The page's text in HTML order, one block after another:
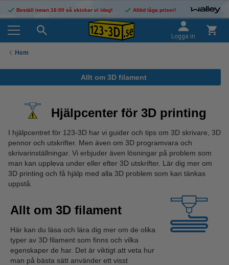
Beställ innan 16:00 så skickar vi idag! Alltid låga priser!
Logga in
Hem
Allt om 3D filament
Hjälpcenter för 3D printing
I hjälpcentret för 123-3D har vi guider och tips om 3D skrivare, 3D
pennor och utskrifter. Men även om 3D programvara och
skrivarinställningar. Vi erbjuder även lösningar på problem som
man kan uppleva under eller efter 3D utskrifter. Lär dig mer om
3D printing och få hjälp med alla 3D problem som kan tänkas
uppstå.
Allt om 3D filament
Här kan du läsa och lära dig mer om de olika
typer av 3D filament som finns och vilka
egenskaper de har. Det är viktigt att veta hur
man på bästa sätt använder ett visst